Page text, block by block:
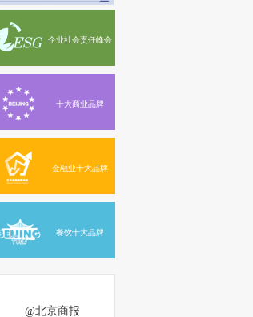
企业社会责任峰会
十大商业品牌
金融业十大品牌
餐饮十大品牌
@北京商报